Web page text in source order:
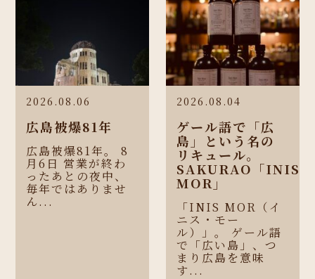
2026.08.06
広島被爆81年
広島被爆81年。 8
月6日 営業が終わ
ったあとの夜中、
毎年ではありませ
ん...
2026.08.04
ゲール語で「広
島」という名の
リキュール。
SAKURAO「INIS
MOR」
「INIS MOR（イ
ニス・モー
ル）」。 ゲール語
で「広い島」、つ
まり広島を意味
す...